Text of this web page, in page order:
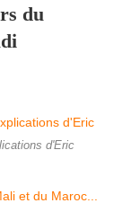
du
d'Eric